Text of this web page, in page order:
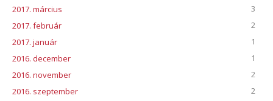
2017. március
3
2017. február
2
2017. január
1
2016. december
1
2016. november
2
2016. szeptember
2